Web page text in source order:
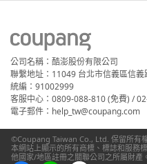
公司名稱：酷澎股份有限公司
聯繫地址：11049 台北市信義區信義
統編：91002999
客服中心：0809-088-810 (免費) /
電子郵件：help_tw@coupang.com
©Coupang Taiwan Co., Ltd. 保留所有
本網站上顯示的所有商標、標誌和服務
他國家/地區註冊之關聯公司之所屬財產。